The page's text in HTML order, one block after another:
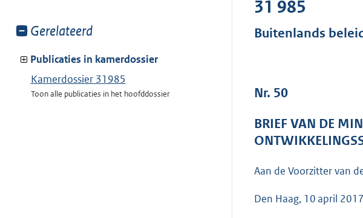
Toon
van:
Gerelateerd
Publicaties in kamerdossier
Kamerdossier 31985
Toon alle publicaties in het hoofddossier
31 985
Buitenlands
Nr. 50
BRIEF VAN DE
Aan de Voorzitter van
Den Haag, 10 april 2017